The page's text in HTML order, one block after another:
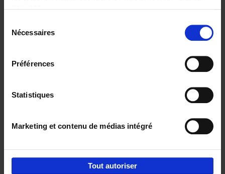
Nécessaires
Préférences
Statistiques
Marketing et contenu de médias intégré
Tout autoriser
Digital marketing like a PRO -
completely revised edition (EN)